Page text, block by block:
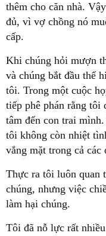
thêm cho căn nhà.
đủ, vì vợ chồng nó
cấp.
Khi chúng hỏi mượn
và chúng bắt đầu thể
tôi. Trong một cuộc
tiếp phê phán rằng tôi
tâm đến con trai
tôi không còn nhiệt
vắng mặt trong cả các
Thực ra tôi luôn quan
chúng, nhưng việc
làm hại chúng.
Tôi đã nỗ lực rất